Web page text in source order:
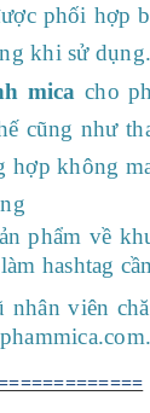
phối hợp
khi sử dụng.
mica cho
cũng như
hợp không
phẩm về
hashtag
viên